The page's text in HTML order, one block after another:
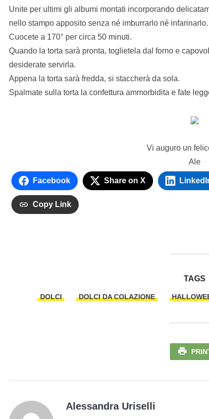
Unite per ultimi gli albumi montati incorporando
nello stampo apposito senza né imburrarlo né infarinarlo.
Cuocete a 170° per circa 50 minuti.
Quando la torta sarà pronta, toglietela dal forno e
desiderate servirla.
Appena la torta sarà fredda, si staccherà da sola.
Spalmate sulla torta la confettura ammorbidita e fate
Vi auguro un
Ale
Facebook Share on X
Copy Link
TAGS
DOLCI DOLCI DA COLAZIONE
Alessandra Uriselli